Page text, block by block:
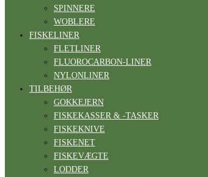
SPINNERE
WOBLERE
FISKELINER
FLETLINER
FLUOROCARBON-LINER
NYLONLINER
TILBEHØR
GOKKEJERN
FISKEKASSER & -TASKER
FISKEKNIVE
FISKENET
FISKEVÆGTE
LODDER